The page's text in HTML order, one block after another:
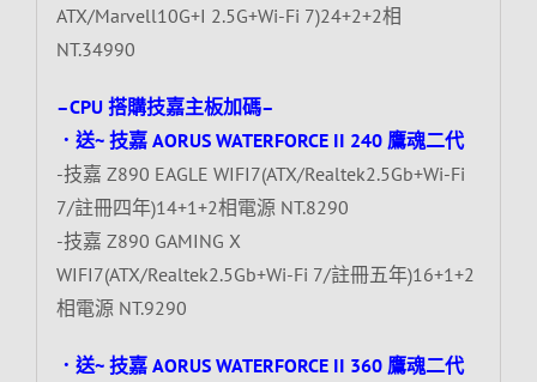
ATX/Marvell10G+I 2.5G+Wi-Fi 7)24+2+2相
NT.34990
–CPU 搭購技嘉主板加碼–
．送~ 技嘉 AORUS WATERFORCE II 240 鷹魂二代
-技嘉 Z890 EAGLE WIFI7(ATX/Realtek2.5Gb+Wi-Fi
7/註冊四年)14+1+2相電源 NT.8290
-技嘉 Z890 GAMING X
WIFI7(ATX/Realtek2.5Gb+Wi-Fi 7/註冊五年)16+1+2
相電源 NT.9290
．送~ 技嘉 AORUS WATERFORCE II 360 鷹魂二代